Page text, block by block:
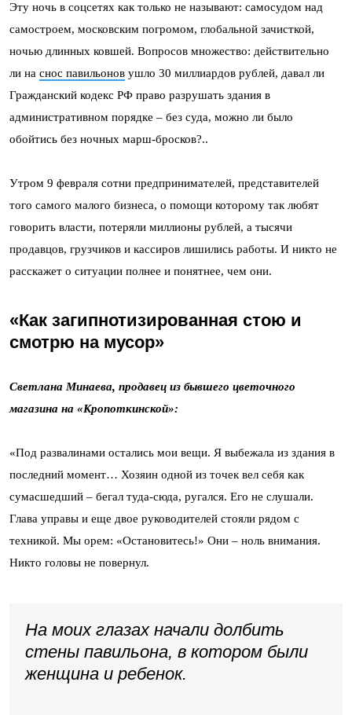
Эту ночь в соцсетях как только не называют: самосудом над
самостроем, московским погромом, глобальной зачисткой,
ночью длинных ковшей. Вопросов множество: действительно
ли на снос павильонов ушло 30 миллиардов рублей, давал ли
Гражданский кодекс РФ право разрушать здания в
административном порядке – без суда, можно ли было
обойтись без ночных марш-бросков?..
Утром 9 февраля сотни предпринимателей, представителей
того самого малого бизнеса, о помощи которому так любят
говорить власти, потеряли миллионы рублей, а тысячи
продавцов, грузчиков и кассиров лишились работы. И никто не
расскажет о ситуации полнее и понятнее, чем они.
«Как загипнотизированная стою и
смотрю на мусор»
Светлана Минаева, продавец из бывшего цветочного
магазина на «Кропоткинской»:
«Под развалинами остались мои вещи. Я выбежала из здания в
последний момент… Хозяин одной из точек вел себя как
сумасшедший – бегал туда-сюда, ругался. Его не слушали.
Глава управы и еще двое руководителей стояли рядом с
техникой. Мы орем: «Остановитесь!» Они – ноль внимания.
Никто головы не повернул.
На моих глазах начали долбить
стены павильона, в котором были
женщина и ребенок.